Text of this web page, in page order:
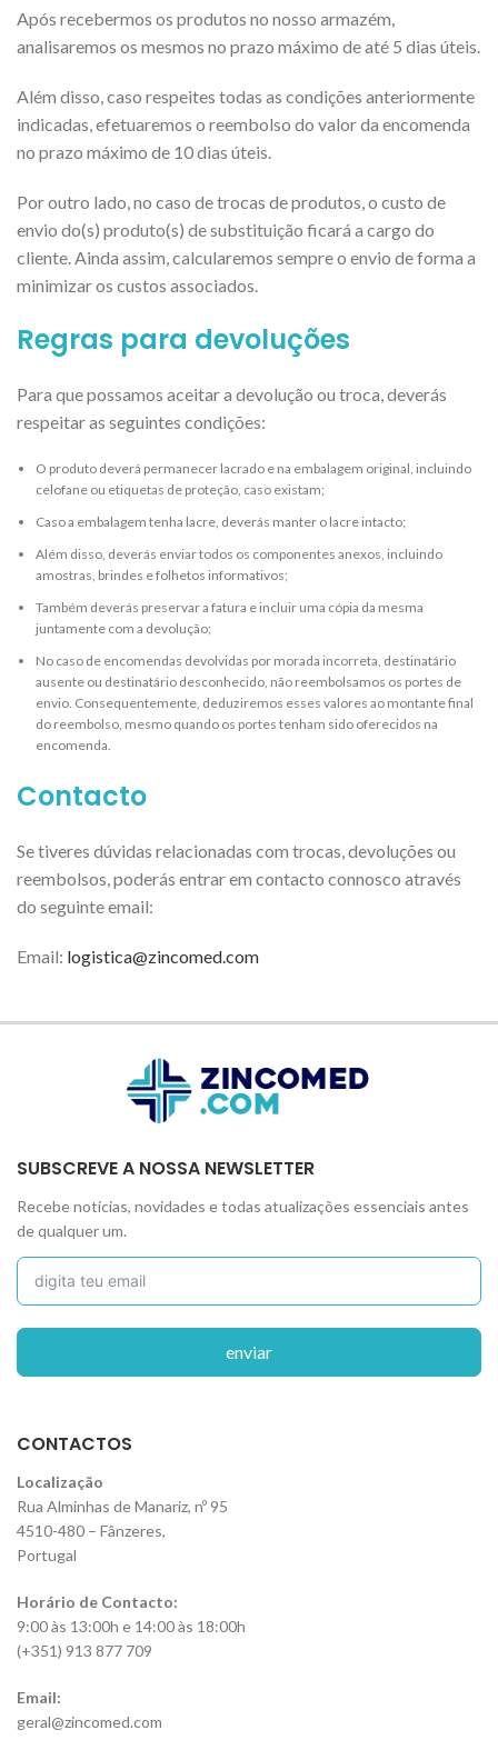
Após recebermos os produtos no nosso armazém,
analisaremos os mesmos no prazo máximo de até 5 dias úteis.
Além disso, caso respeites todas as condições anteriormente
indicadas, efetuaremos o reembolso do valor da encomenda
no prazo máximo de 10 dias úteis.
Por outro lado, no caso de trocas de produtos, o custo de
envio do(s) produto(s) de substituição ficará a cargo do
cliente. Ainda assim, calcularemos sempre o envio de forma a
minimizar os custos associados.
Regras para devoluções
Para que possamos aceitar a devolução ou troca, deverás
respeitar as seguintes condições:
O produto deverá permanecer lacrado e na embalagem original, incluindo
celofane ou etiquetas de proteção, caso existam;
Caso a embalagem tenha lacre, deverás manter o lacre intacto;
Além disso, deverás enviar todos os componentes anexos, incluindo
amostras, brindes e folhetos informativos;
Também deverás preservar a fatura e incluir uma cópia da mesma
juntamente com a devolução;
No caso de encomendas devolvidas por morada incorreta, destinatário
ausente ou destinatário desconhecido, não reembolsamos os portes de
envio. Consequentemente, deduziremos esses valores ao montante final
do reembolso, mesmo quando os portes tenham sido oferecidos na
encomenda.
Contacto
Se tiveres dúvidas relacionadas com trocas, devoluções ou
reembolsos, poderás entrar em contacto connosco através
do seguinte email:
Email: logistica@zincomed.com
SUBSCREVE A NOSSA NEWSLETTER
Recebe notícias, novidades e todas atualizações essenciais antes
de qualquer um.
enviar
CONTACTOS
Localização
Rua Alminhas de Manariz, nº 95
4510-480 – Fânzeres,
Portugal
Horário de Contacto:
9:00 às 13:00h e 14:00 às 18:00h
(+351) 913 877 709
Email:
geral@zincomed.com